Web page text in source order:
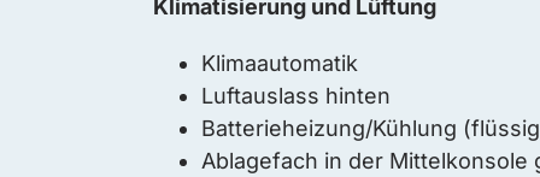
Klimatisierung und Lüftung
Klimaautomatik
Luftauslass hinten
Batterieheizung/Kühlung
Ablagefach in der Mittelkonsole